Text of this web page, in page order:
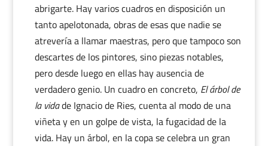
abrigarte. Hay varios cuadros en disposición un
tanto apelotonada, obras de esas que nadie se
atrevería a llamar maestras, pero que tampoco son
descartes de los pintores, sino piezas notables,
pero desde luego en ellas hay ausencia de
verdadero genio. Un cuadro en concreto, El árbol de
la vidade Ignacio de Ries, cuenta al modo de una
viñeta y en un golpe de vista, la fugacidad de la
vida. Hay un árbol, en la copa se celebra un gran